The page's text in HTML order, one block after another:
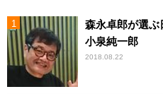
森永卓郎が選ぶ
小泉純一郎
2018.08.22